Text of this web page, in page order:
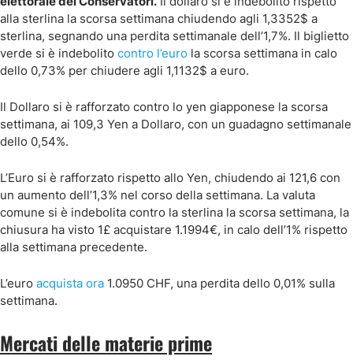
alla sterlina la scorsa settimana chiudendo agli 1,3352$ a
sterlina, segnando una perdita settimanale dell’1,7%. Il biglietto
verde si è indebolito contro l’euro la scorsa settimana in calo
dello 0,73% per chiudere agli 1,1132$ a euro.
Il Dollaro si è rafforzato contro lo yen giapponese la scorsa
settimana, ai 109,3 Yen a Dollaro, con un guadagno settimanale
dello 0,54%.
L’Euro si è rafforzato rispetto allo Yen, chiudendo ai 121,6 con
un aumento dell’1,3% nel corso della settimana. La valuta
comune si è indebolita contro la sterlina la scorsa settimana, la
chiusura ha visto 1£ acquistare 1.1994€, in calo dell’1% rispetto
alla settimana precedente.
L’euro acquista ora 1.0950 CHF, una perdita dello 0,01% sulla
settimana.
Mercati delle materie prime